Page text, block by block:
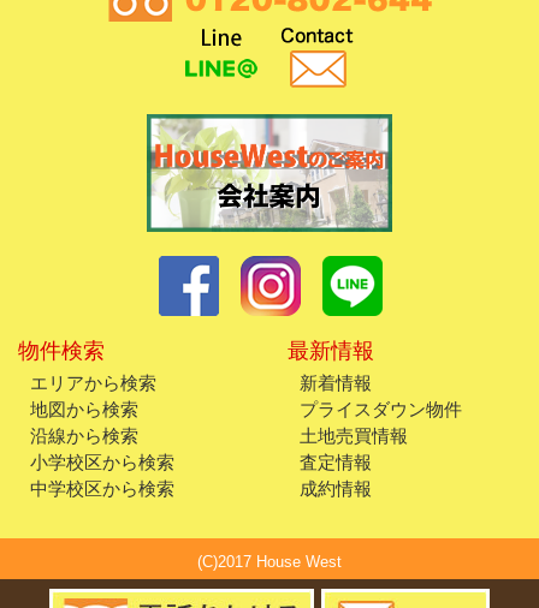
物件検索
エリアから検索
地図から検索
沿線から検索
小学校区から検索
中学校区から検索
最新情報
新着情報
プライスダウン物件
土地売買情報
査定情報
成約情報
(C)2017 House West